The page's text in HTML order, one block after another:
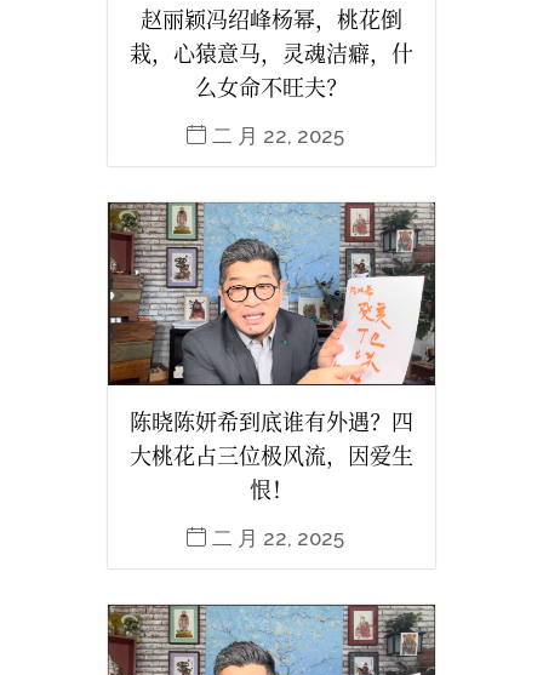
赵丽颖冯绍峰杨幂，桃花倒
栽，心猿意马，灵魂洁癖，什
么女命不旺夫？
二 月 22, 2025
陈晓陈妍希到底谁有外遇？四
大桃花占三位极风流，因爱生
恨！
二 月 22, 2025